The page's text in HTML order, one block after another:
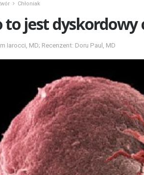
Chłoniak
to jest dyskordowy
Iarocci, MD; Recenzent: Doru Paul, MD